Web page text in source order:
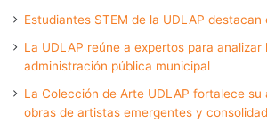
Estudiantes STEM de la UDLAP
La UDLAP reúne a expertos para analizar
administración pública municipal
La Colección de Arte UDLAP fortalece
obras de artistas emergentes y